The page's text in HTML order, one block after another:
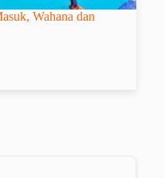
Wahana dan